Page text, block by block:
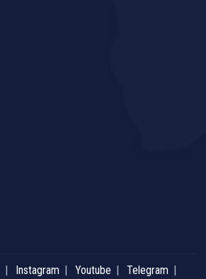
Instagram Youtube Telegram